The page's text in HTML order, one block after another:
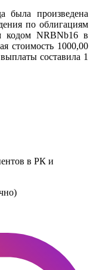
была произведена
по облигациям
кодом NRBNb16 в
стоимость 1000,00
составила 1
в РК и